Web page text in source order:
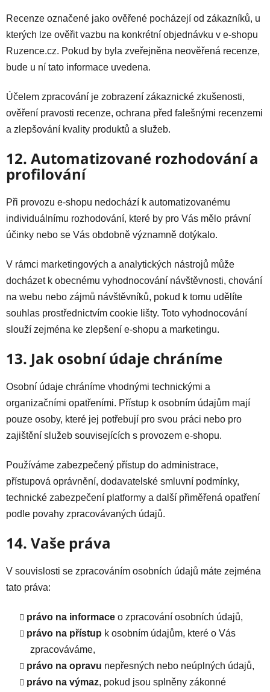
Recenze označené jako ověřené pocházejí od zákazníků, u
kterých lze ověřit vazbu na konkrétní objednávku v e-shopu
Ruzence.cz. Pokud by byla zveřejněna neověřená recenze,
bude u ní tato informace uvedena.
Účelem zpracování je zobrazení zákaznické zkušenosti,
ověření pravosti recenze, ochrana před falešnými recenzemi
a zlepšování kvality produktů a služeb.
12. Automatizované rozhodování a
profilování
Při provozu e-shopu nedochází k automatizovanému
individuálnímu rozhodování, které by pro Vás mělo právní
účinky nebo se Vás obdobně významně dotýkalo.
V rámci marketingových a analytických nástrojů může
docházet k obecnému vyhodnocování návštěvnosti, chování
na webu nebo zájmů návštěvníků, pokud k tomu udělíte
souhlas prostřednictvím cookie lišty. Toto vyhodnocování
slouží zejména ke zlepšení e-shopu a marketingu.
13. Jak osobní údaje chráníme
Osobní údaje chráníme vhodnými technickými a
organizačními opatřeními. Přístup k osobním údajům mají
pouze osoby, které jej potřebují pro svou práci nebo pro
zajištění služeb souvisejících s provozem e-shopu.
Používáme zabezpečený přístup do administrace,
přístupová oprávnění, dodavatelské smluvní podmínky,
technické zabezpečení platformy a další přiměřená opatření
podle povahy zpracovávaných údajů.
14. Vaše práva
V souvislosti se zpracováním osobních údajů máte zejména
tato práva:
právo na informace o zpracování osobních údajů,
právo na přístup k osobním údajům, které o Vás
zpracováváme,
právo na opravu nepřesných nebo neúplných údajů,
právo na výmaz, pokud jsou splněny zákonné